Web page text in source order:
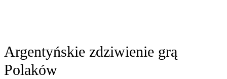
Argentyńskie zdziwienie grą
Polaków